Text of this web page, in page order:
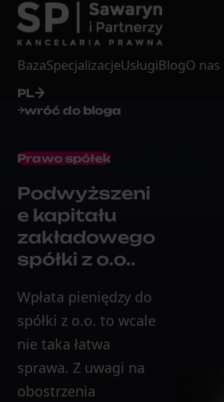
BazaSpecjalizacjeUsługiBlogO nas
PL
wróć do bloga
Prawo spółek
Podwyższeni
e kapitału
zakładowego
spółki z o.o..
Wpłata pieniędzy do
spółki z o.o. to wcale
nie taka łatwa
sprawa. Z uwagi na
obostrzenia